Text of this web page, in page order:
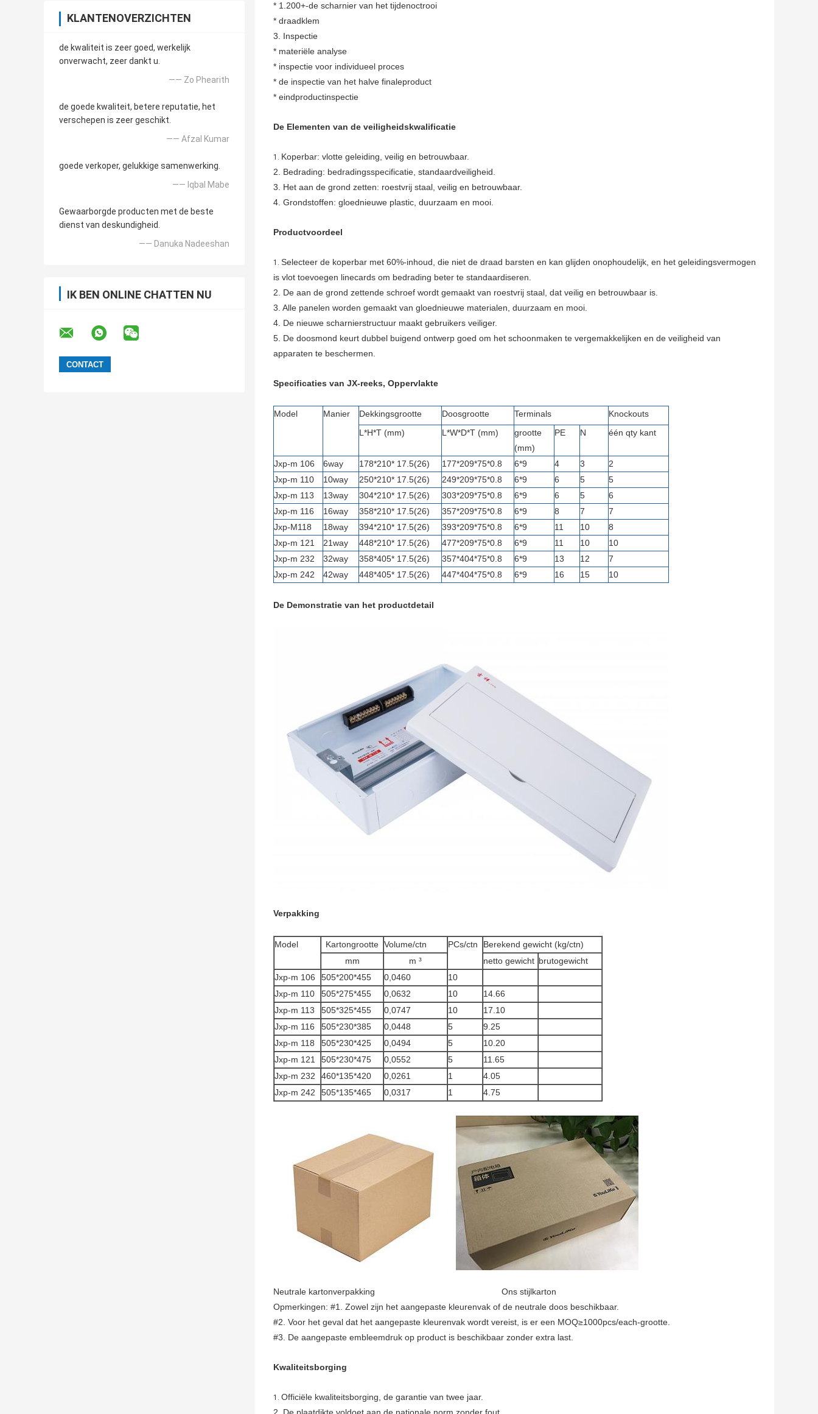
KLANTENOVERZICHTEN
de kwaliteit is zeer goed, werkelijk
onverwacht, zeer dankt u.
—— Zo Phearith
de goede kwaliteit, betere reputatie, het
verschepen is zeer geschikt.
—— Afzal Kumar
goede verkoper, gelukkige samenwerking.
—— Iqbal Mabe
Gewaarborgde producten met de beste
dienst van deskundigheid.
—— Danuka Nadeeshan
IK BEN ONLINE CHATTEN NU
* 1.200+-de scharnier van het tijdenoctrooi
* draadklem
3. Inspectie
* materiële analyse
* inspectie voor individueel proces
* de inspectie van het halve finaleproduct
* eindproductinspectie
De Elementen van de veiligheidskwalificatie
1. Koperbar: vlotte geleiding, veilig en betrouwbaar.
2. Bedrading: bedradingsspecificatie, standaardveiligheid.
3. Het aan de grond zetten: roestvrij staal, veilig en betrouwbaar.
4. Grondstoffen: gloednieuwe plastic, duurzaam en mooi.
Productvoordeel
1. Selecteer de koperbar met 60%-inhoud, die niet de draad barsten en kan glijden onophoudelijk, en het geleidingsvermogen
is vlot toevoegen linecards om bedrading beter te standaardiseren.
2. De aan de grond zettende schroef wordt gemaakt van roestvrij staal, dat veilig en betrouwbaar is.
3. Alle panelen worden gemaakt van gloednieuwe materialen, duurzaam en mooi.
4. De nieuwe scharnierstructuur maakt gebruikers veiliger.
5. De doosmond keurt dubbel buigend ontwerp goed om het schoonmaken te vergemakkelijken en de veiligheid van
apparaten te beschermen.
Specificaties van JX-reeks, Oppervlakte
Model Manier Dekkingsgrootte Doosgrootte Terminals
Knockouts
L*H*T (mm)
L*W*D*T (mm)
grootte
(mm)
PE N één qty kant
Jxp-m 106 6way 178*210* 17.5(26) 177*209*75*0.8 6*9 4 3
2
Jxp-m 110
10way 250*210* 17.5(26) 249*209*75*0.8 6*9 6 5
5
Jxp-m 113
13way 304*210* 17.5(26) 303*209*75*0.8 6*9 6 5
6
Jxp-m 116
16way 358*210* 17.5(26) 357*209*75*0.8 6*9 8 7
7
Jxp-M118
18way 394*210* 17.5(26) 393*209*75*0.8 6*9 11 10
8
Jxp-m 121
21way 448*210* 17.5(26) 477*209*75*0.8 6*9 11 10
10
Jxp-m 232
32way 358*405* 17.5(26) 357*404*75*0.8 6*9 13 12
7
Jxp-m 242
42way 448*405* 17.5(26) 447*404*75*0.8 6*9 16 15 10
De Demonstratie van het productdetail
Verpakking
Model Kartongrootte Volume/ctn PCs/ctn
Berekend gewicht (kg/ctn)
mm
m ³ netto gewicht brutogewicht
Jxp-m 106
505*200*455 0,0460
10
Jxp-m 110
505*275*455 0,0632 10
14.66
Jxp-m 113
505*325*455 0,0747 10
17.10
Jxp-m 116
505*230*385 0,0448 5
9.25
Jxp-m 118
505*230*425 0,0494 5
10.20
Jxp-m 121
505*230*475 0,0552 5
11.65
Jxp-m 232
460*135*420 0,0261 1
4.05
Jxp-m 242
505*135*465 0,0317 1 4.75
Neutrale kartonverpakking Ons stijlkarton
Opmerkingen: #1. Zowel zijn het aangepaste kleurenvak of de neutrale doos beschikbaar.
#2. Voor het geval dat het aangepaste kleurenvak wordt vereist, is er een MOQ≥1000pcs/each-grootte.
#3. De aangepaste embleemdruk op product is beschikbaar zonder extra last.
Kwaliteitsborging
1. Officiële kwaliteitsborging, de garantie van twee jaar.